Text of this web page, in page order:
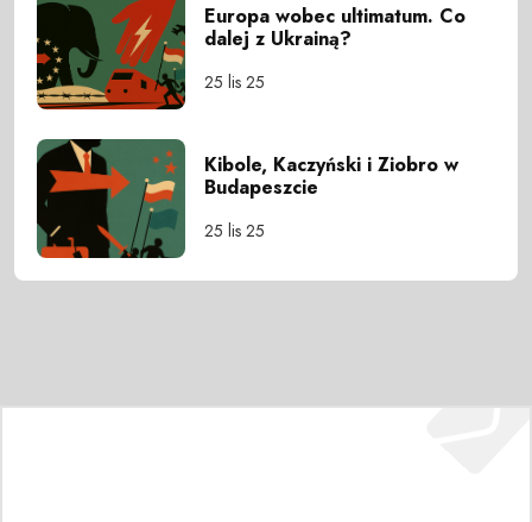
Europa wobec ultimatum. Co
dalej z Ukrainą?
25 lis 25
Kibole, Kaczyński i Ziobro w
Budapeszcie
25 lis 25